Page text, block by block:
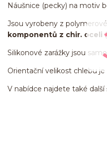
Náušnice (pecky) na motiv
Jsou vyrobeny z
komponentů z chir. oceli
Silikonové zarážky jsou
Orientační velikost chlebu je
V nabídce najdete také